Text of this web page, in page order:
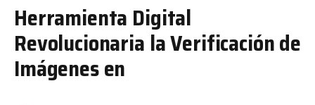
Herramienta Digital
Revolucionaria la Verificación de
Imágenes en